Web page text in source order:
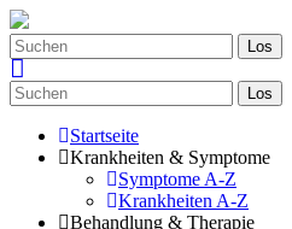
Los
Los
Startseite
Krankheiten & Symptome
Symptome A-Z
Krankheiten A-Z
Behandlung & Therapie